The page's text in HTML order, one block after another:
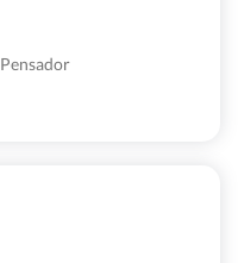
Pensador